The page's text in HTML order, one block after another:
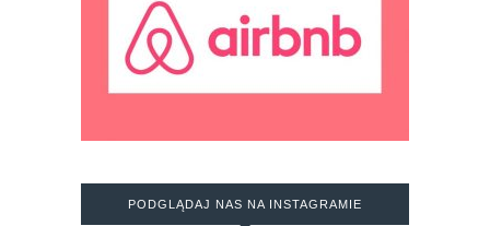
PODGLĄDAJ NAS NA INSTAGRAMIE